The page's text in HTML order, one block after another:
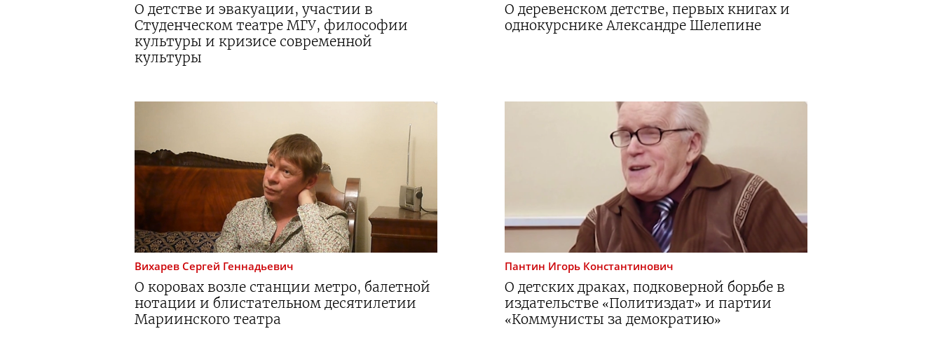
О детстве и эвакуации, участии в
Студенческом театре МГУ, философии
культуры и кризисе современной
культуры
О деревенском детстве, первых книгах и
однокурснике Александре Шелепине
Вихарев Сергей Геннадьевич
О коровах возле станции метро, балетной
нотации и блистательном десятилетии
Мариинского театра
Пантин Игорь Константинович
О детских драках, подковерной борьбе в
издательстве «Политиздат» и партии
«Коммунисты за демократию»